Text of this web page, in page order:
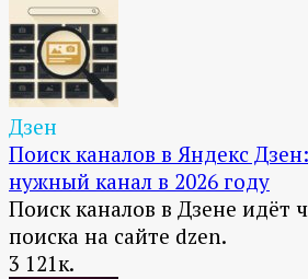
Дзен
Поиск каналов в Яндекс
нужный канал в 2026 году
Поиск каналов в Дзене идёт
поиска на сайте dzen.
3 121к.